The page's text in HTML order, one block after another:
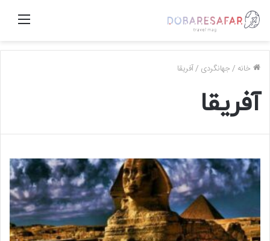
منو
خانه /جهانگردی /آفریقا
آفریقا